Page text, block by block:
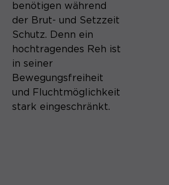
benötigen während
der Brut- und Setzzeit
Schutz. Denn ein
hochtragendes Reh ist
in seiner
Bewegungsfreiheit
und Fluchtmöglichkeit
stark eingeschränkt.